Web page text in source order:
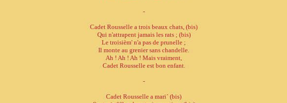
-
Cadet Rousselle a trois beaux chats, (bis)
Qui n'attrapent jamais les rats ; (bis)
Le troisièm' n'a pas de prunelle ;
Il monte au grenier sans chandelle.
Ah ! Ah ! Ah ! Mais vraiment,
Cadet Rousselle est bon enfant.
-
Cadet Rousselle a mari´ (bis)